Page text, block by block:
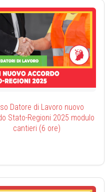
Datore di Lavoro nuovo
Stato-Regioni 2025 modulo
cantieri (6 ore)